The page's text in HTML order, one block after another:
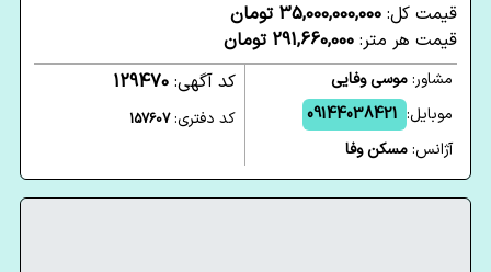
قیمت کل: 35,000,000,000 تومان
قیمت هر متر: 291,660,000 تومان
مشاور:موسی وفایی
موبایل: 09144038421
آژانس:مسکن وفا
کد آگهی: 129470
کد دفتری:157607